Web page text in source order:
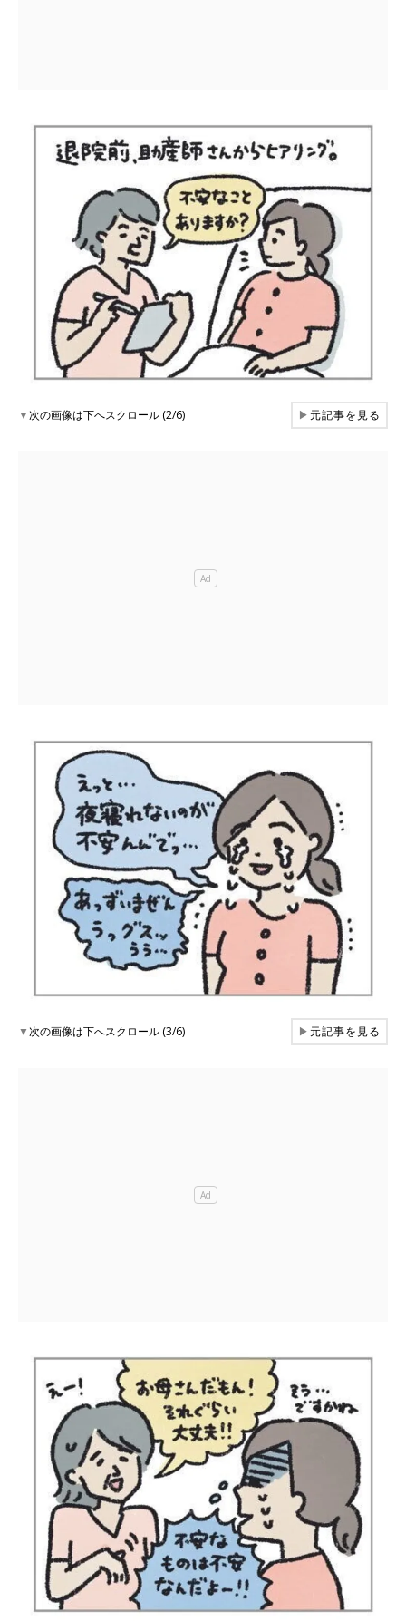
▼次の画像は下へスクロール (2/6) ▶元記事を見る
▼次の画像は下へスクロール (3/6) ▶元記事を見る